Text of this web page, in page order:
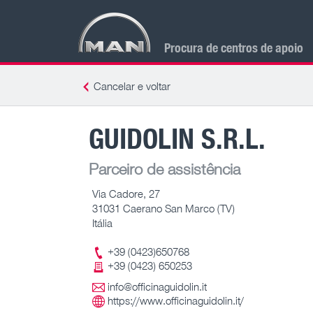
Procura de centros de apoio
Cancelar e voltar
GUIDOLIN S.R.L.
Parceiro de assistência
Via Cadore, 27
31031 Caerano San Marco (TV)
Itália
+39 (0423)650768
+39 (0423) 650253
info@officinaguidolin.it
https://www.officinaguidolin.it/